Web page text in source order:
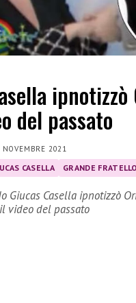
del passato
NOVEMBRE 2021
CASELLA GRANDE
Giucas Casella ipnotizzò
video del passato